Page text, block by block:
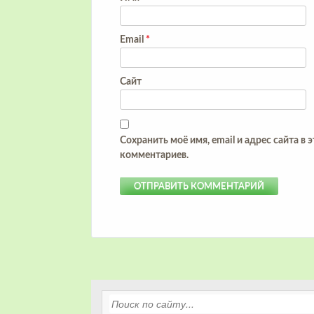
Email *
Сайт
Сохранить моё имя, email и адрес сайта
комментариев.